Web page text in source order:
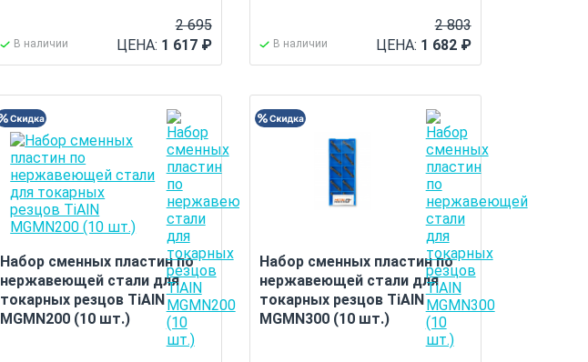
В наличии ЦЕНА: 1 617 ₽
2 695
В наличии ЦЕНА: 1 682 ₽
2 803
Набор сменных пластин по
нержавеющей стали для
токарных резцов TiAlN
MGMN200 (10 шт.)
Набор сменных пластин по
нержавеющей стали для
токарных резцов TiAlN
MGMN300 (10 шт.)